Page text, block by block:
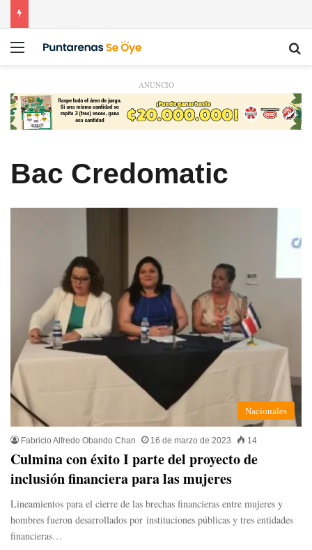
Menú
ANUNCIO
Bac Credomatic
Nacionales
Fabricio Alfredo Obando Chan 16 de marzo de 2023 14
Culmina con éxito I parte del proyecto de
inclusión financiera para las mujeres
Lineamientos para el cierre de las brechas financieras entre mujeres y
hombres fueron desarrollados por instituciones públicas y tres entidades
financieras…